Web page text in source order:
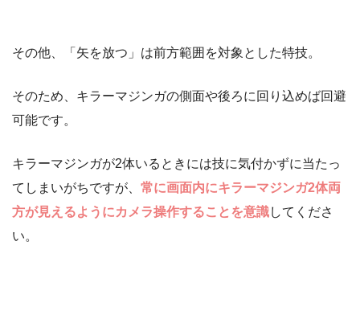
その他、「矢を放つ」は前方範囲を対象とした特技。
そのため、キラーマジンガの側面や後ろに回り込めば回避
可能です。
キラーマジンガが2体いるときには技に気付かずに当たっ
てしまいがちですが、 常に画面内にキラーマジンガ2体両
方が見えるようにカメラ操作することを意識してくださ
い。